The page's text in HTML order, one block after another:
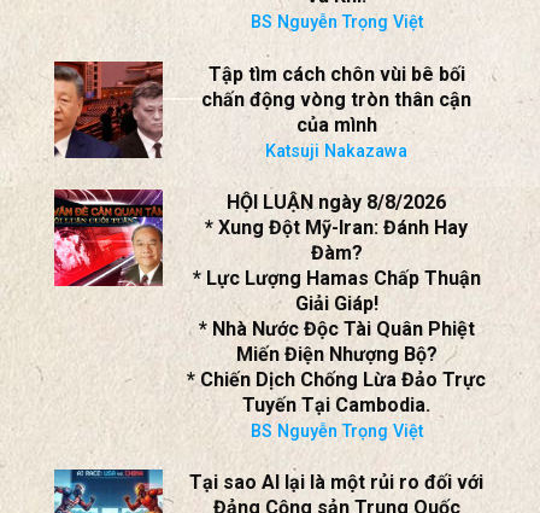
SBTN NHẬN ĐỊNH THỜI CUỘC
ngày 8/8/2026
* Xung Đột Iran-Mỹ: Hormuz Sẽ
Khai Thông?
* Hamas Chấp Thuận Giao Nộp
Vũ Khí!
BS Nguyễn Trọng Việt
Tập tìm cách chôn vùi bê bối
chấn động vòng tròn thân cận
của mình
Katsuji Nakazawa
HỘI LUẬN ngày 8/8/2026
* Xung Đột Mỹ-Iran: Đánh Hay
Đàm?
* Lực Lượng Hamas Chấp Thuận
Giải Giáp!
* Nhà Nước Độc Tài Quân Phiệt
Miến Điện Nhượng Bộ?